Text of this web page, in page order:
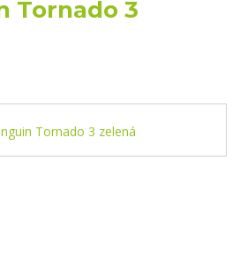
Tornado 3